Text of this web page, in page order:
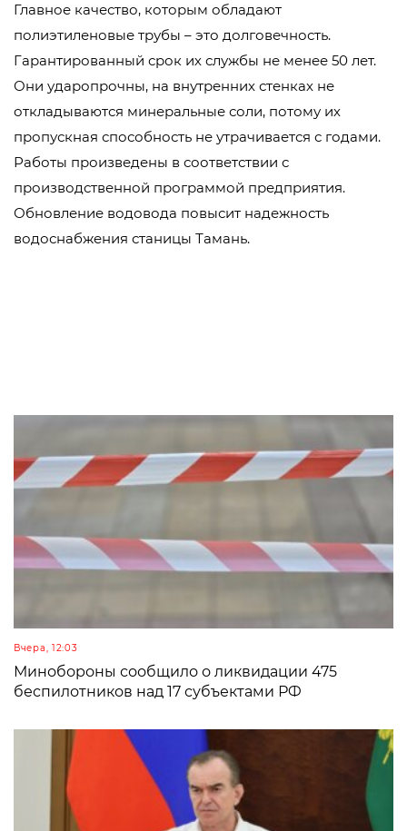
Главное качество, которым обладают
полиэтиленовые трубы – это долговечность.
Гарантированный срок их службы не менее 50 лет.
Они ударопрочны, на внутренних стенках не
откладываются минеральные соли, потому их
пропускная способность не утрачивается с годами.
Работы произведены в соответствии с
производственной программой предприятия.
Обновление водовода повысит надежность
водоснабжения станицы Тамань.
Вчера, 12:03
Минобороны сообщило о ликвидации 475
беспилотников над 17 субъектами РФ